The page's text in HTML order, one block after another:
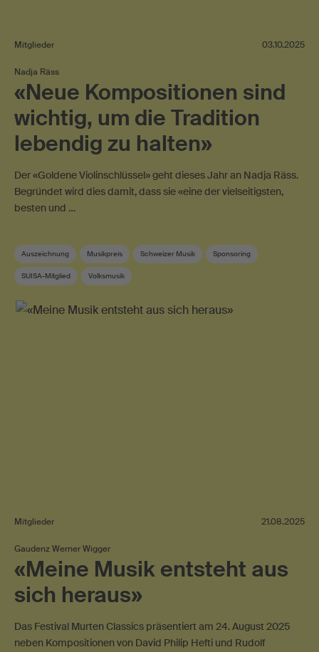
Mitglieder 03.10.2025
Nadja Räss
«Neue Kompositionen sind
wichtig, um die Tradition
lebendig zu halten»
Der «Goldene Violinschlüssel» geht dieses Jahr an Nadja Räss.
Begründet wird dies damit, dass sie «eine der vielseitigsten,
besten und …
Auszeichnung Musikpreis Schweizer Musik Sponsoring
SUISA-Mitglied Volksmusik
Mitglieder 21.08.2025
Gaudenz Werner Wigger
«Meine Musik entsteht aus
sich heraus»
Das Festival Murten Classics präsentiert am 24. August 2025
neben Kompositionen von David Philip Hefti und Rudolf